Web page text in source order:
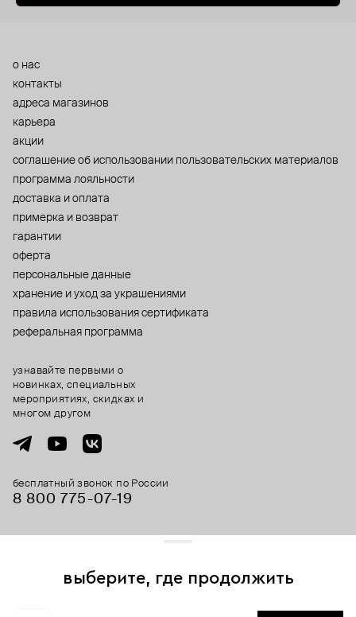
о нас
контакты
адреса магазинов
карьера
акции
cоглашение об использовании пользовательских материалов
программа лояльности
доставка и оплата
примерка и возврат
гарантии
оферта
персональные данные
хранение и уход за украшениями
правила использования сертификата
реферальная программа
бесплатный звонок по России
8 800 775⁠-07⁠-19
узнавайте первыми о
новинках, специальных
мероприятиях, скидках и
многом другом
выберите, где продолжить